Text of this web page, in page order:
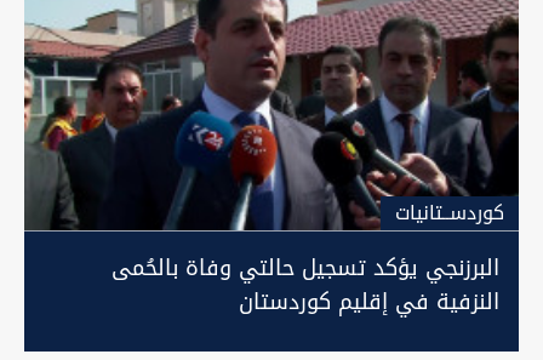
كوردســتانيات
البرزنجي يؤكد تسجيل حالتي وفاة بالحُمى
النزفية في إقليم كوردستان